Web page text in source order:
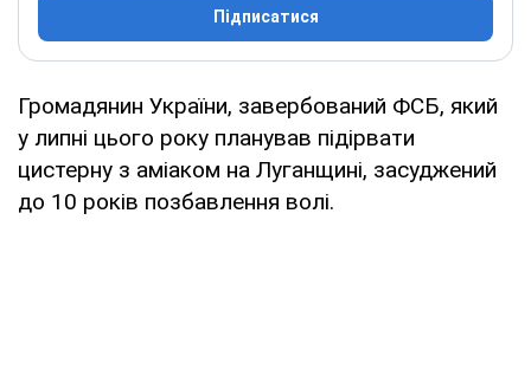
Підписатися
Громадянин України, завербований ФСБ, який
у липні цього року планував підірвати
цистерну з аміаком на Луганщині, засуджений
до 10 років позбавлення волі.